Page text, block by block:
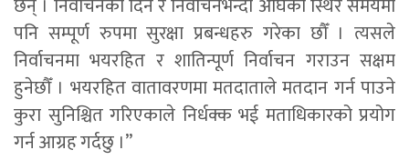
छन् । निर्वाचनका दिन र निर्वाचनभन्दा अघिको स्थिर समयमा
पनि सम्पूर्ण रुपमा सुरक्षा प्रबन्धहरु गरेका छौँ । त्यसले
निर्वाचनमा भयरहित र शातिन्पूर्ण निर्वाचन गराउन सक्षम
हुनेछौँ । भयरहित वातावरणमा मतदाताले मतदान गर्न पाउने
कुरा सुनिश्चित गरिएकाले निर्धक्क भई मताधिकारको प्रयोग
गर्न आग्रह गर्दछु ।’’